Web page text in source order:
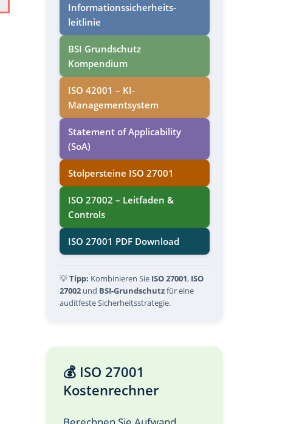
Informations­sicherheits­
leitlinie
BSI Grundschutz
Kompendium
ISO 42001 – KI-
Managementsystem
Statement of Applicability
(SoA)
Stolpersteine ISO 27001
ISO 27002 – Leitfaden &
Controls
ISO 27001 PDF Download
💡Tipp: Kombinieren Sie ISO 27001, ISO
27002 und BSI-Grundschutzfür eine
auditfeste Sicherheitsstrategie.
💰 ISO 27001
Kostenrechner